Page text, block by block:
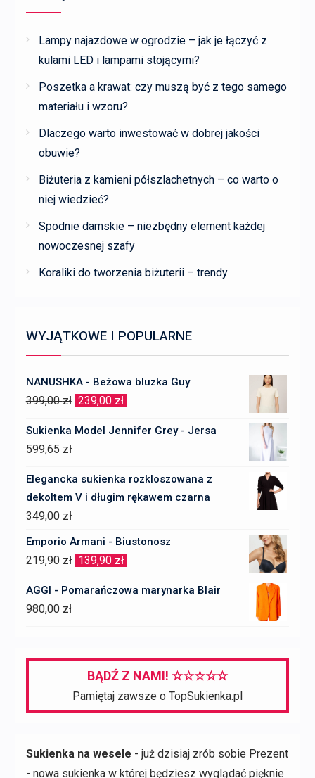
Lampy najazdowe w ogrodzie – jak je łączyć z
kulami LED i lampami stojącymi?
Poszetka a krawat: czy muszą być z tego samego
materiału i wzoru?
Dlaczego warto inwestować w dobrej jakości
obuwie?
Biżuteria z kamieni półszlachetnych – co warto o
niej wiedzieć?
Spodnie damskie – niezbędny element każdej
nowoczesnej szafy
Koraliki do tworzenia biżuterii – trendy
WYJĄTKOWE I POPULARNE
NANUSHKA - Beżowa bluzka Guy
399,00zł Pierwotna
239,00 zł
Sukienka Model Jennifer Grey - Jersa
599,65 zł
Elegancka sukienka rozkloszowana z
dekoltem V i długim rękawem czarna
349,00 zł
Emporio Armani - Biustonosz
219,90zł Pierwotna
139,90 zł
wynosi:
AGGI - Pomarańczowa marynarka Blair
980,00 zł
BĄDŹ Z NAMI! ☆☆☆☆☆
Pamiętaj zawsze o TopSukienka.pl
Sukienka na wesele - już dzisiaj zrób sobie Prezent
- nowa sukienka w której będziesz wyglądać pięknie